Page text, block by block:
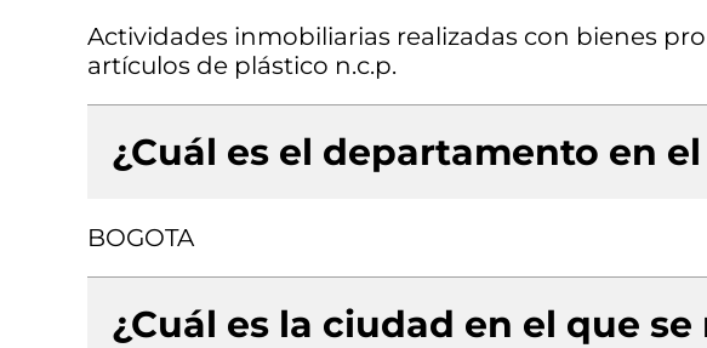
Actividades inmobiliarias realizadas con bienes
artículos de plástico n.c.p.
¿Cuál es el departamento en
BOGOTA
¿Cuál es la ciudad en el que se